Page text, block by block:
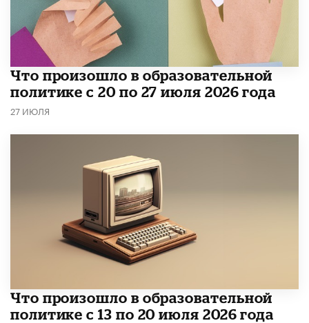
​Что произошло в образовательной
политике с 20 по 27 июля 2026 года
27 ИЮЛЯ
Что произошло в образовательной
политике с 13 по 20 июля 2026 года